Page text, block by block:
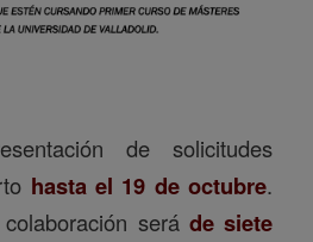
de solicitudes
hasta el 19 de octubre.
será de siete